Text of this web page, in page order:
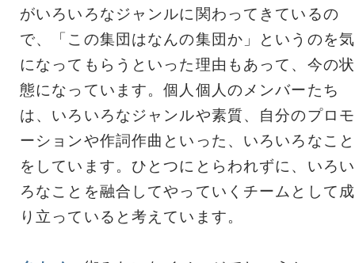
がいろいろなジャンルに関わってきているの
で、「この集団はなんの集団か」というのを気
になってもらうといった理由もあって、今の状
態になっています。個人個人のメンバーたち
は、いろいろなジャンルや素質、自分のプロモ
ーションや作詞作曲といった、いろいろなこと
をしています。ひとつにとらわれずに、いろい
ろなことを融合してやっていくチームとして成
り立っていると考えています。